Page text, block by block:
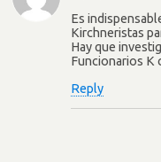
Es
Kirchneristas
Hay que
Funcionarios K
Reply